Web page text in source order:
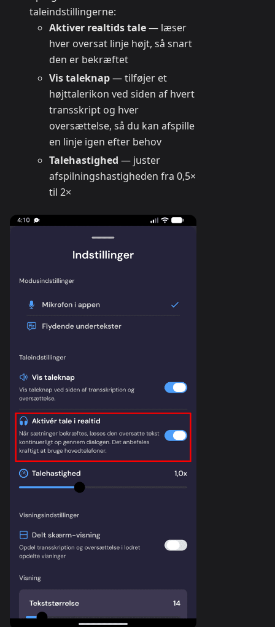
taleindstillingerne:
Aktiver realtids tale— læser
hver oversat linje højt, så snart
den er bekræftet
Vis taleknap— tilføjer et
højttalerikon ved siden af hvert
transskript og hver
oversættelse, så du kan afspille
en linje igen efter behov
Talehastighed — juster
afspilningshastigheden fra 0,5×
til 2×